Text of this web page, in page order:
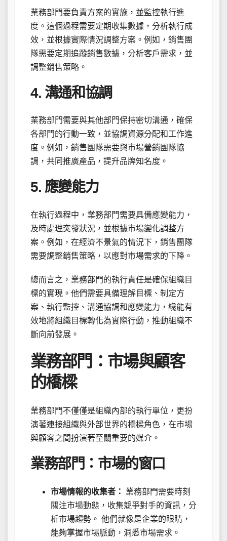
業務部門要負責方案的實施，並監控執行進
度。這個過程需要定期收集數據，分析執行成
效，並根據實際情況調整方案。例如，銷售團
隊需要定期追蹤銷售數據，分析客戶需求，並
調整銷售策略。
4. 溝通和協調
業務部門需要與其他部門保持密切溝通，確保
各部門的行動一致，並協調資源分配和工作進
度。例如，銷售團隊需要與市場營銷團隊協
調，共同推廣產品，提升品牌知名度。
5. 應變能力
在執行過程中，業務部門需要具備應變能力，
及時處理突發狀況，並根據市場變化調整方
案。例如，在經濟不景氣的情況下，銷售團隊
需要調整銷售策略，以應對市場需求的下降。
總而言之，業務部門的執行責任是確保組織目
標的實現。他們需要具備理解目標、制定方
案、執行監控、溝通協調和應變能力，纔能有
效地將組織目標轉化為實際行動，推動組織不
斷向前發展。
業務部門：市場與顧客
的橋樑
業務部門不僅僅是組織內部的執行單位，更扮
演著連接組織與外部世界的橋樑角色，在市場
與顧客之間扮演著至關重要的媒介。
業務部門：市場的窗口
市場情報的收集者：
業務部門需要時刻
關注市場動態，收集競爭對手的資訊，分
析市場趨勢。 他們就像是企業的眼睛，
能夠掌握市場脈動，洞悉市場需求。